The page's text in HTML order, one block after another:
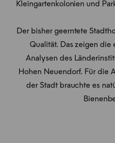
Kleingartenkolonien und
Der bisher geerntete
Qualität. Das zeigen die
Analysen des
Hohen Neuendorf. Für die
der Stadt brauchte es